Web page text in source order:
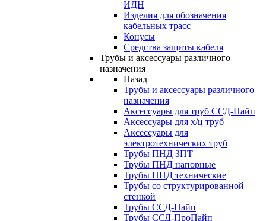
ИДН
Изделия для обозначения
кабельных трасс
Конусы
Средства защиты кабеля
Трубы и аксессуары различного
назначения
Назад
Трубы и аксессуары различного
назначения
Аксессуары для труб ССД-Пайп
Аксессуары для х/ц труб
Аксессуары для
электротехнических труб
Трубы ПНД ЗПТ
Трубы ПНД напорные
Трубы ПНД технические
Трубы со структурированной
стенкой
Трубы ССД-Пайп
Трубы ССД-ПроПайп